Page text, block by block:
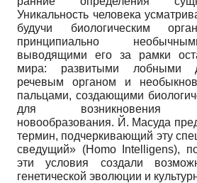
Уникальность человека
будучи биологическим
принципиально
выводящими его за рамки
мира: развитыми лобными
речевым органом и
пальцами, создающими
для возникновения
новообразования. Й. Масуда
термин, подчеркивающий эту
сведущий» (Homo Intelligens),
эти условия создали
генетической эволюции и